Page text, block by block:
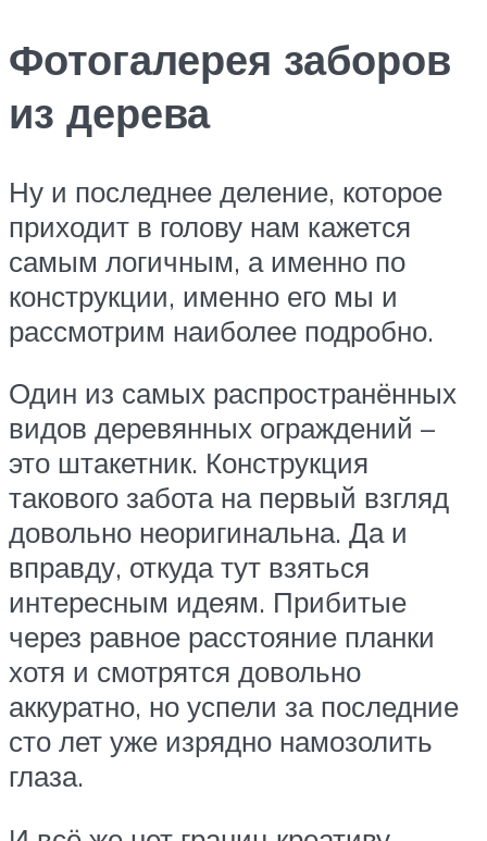
Фотогалерея заборов
из дерева
Ну и последнее деление, которое
приходит в голову нам кажется
самым логичным, а именно по
конструкции, именно его мы и
рассмотрим наиболее подробно.
Один из самых распространённых
видов деревянных ограждений –
это штакетник. Конструкция
такового забота на первый взгляд
довольно неоригинальна. Да и
вправду, откуда тут взяться
интересным идеям. Прибитые
через равное расстояние планки
хотя и смотрятся довольно
аккуратно, но успели за последние
сто лет уже изрядно намозолить
глаза.